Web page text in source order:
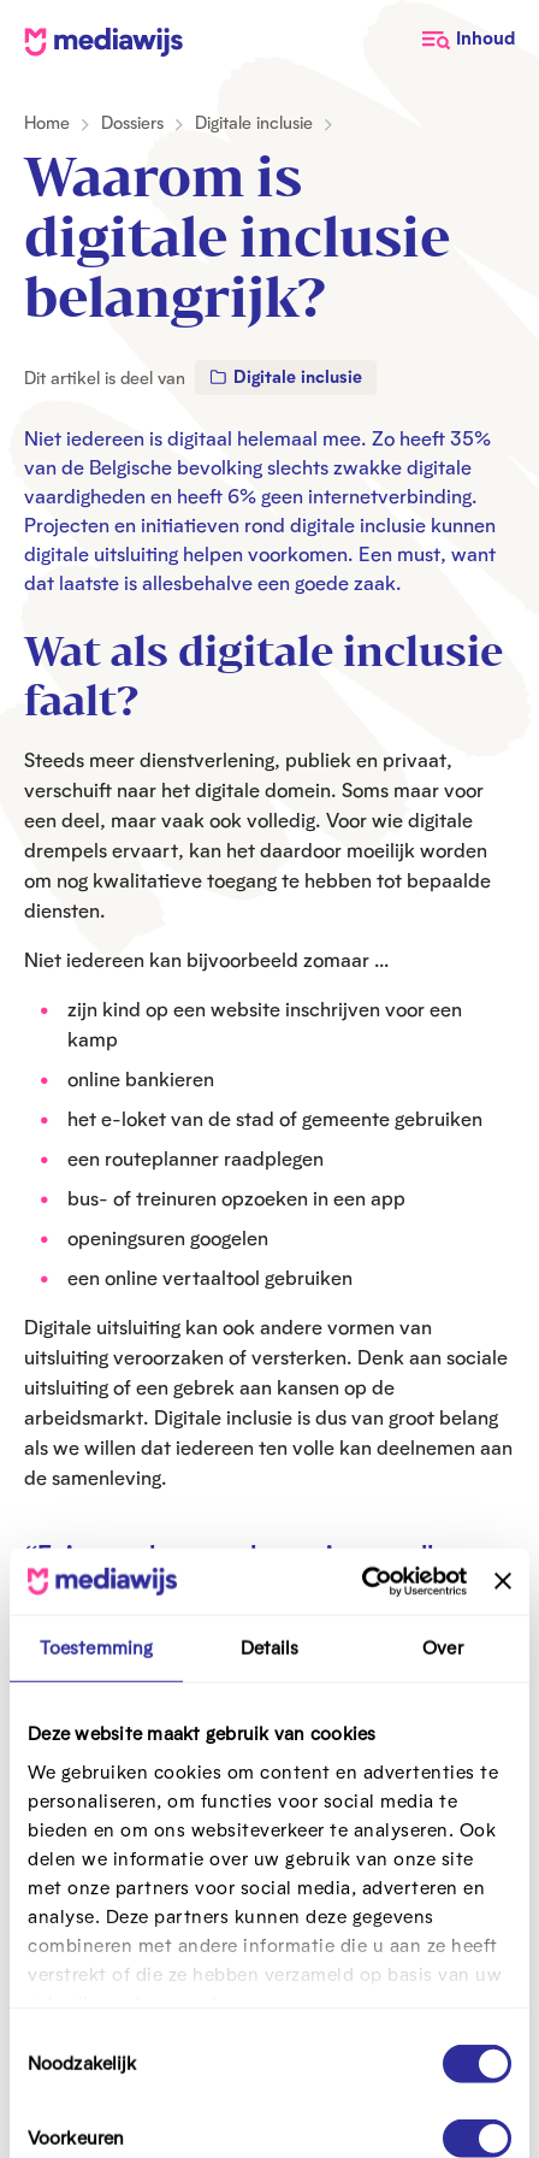
Toestemming Details Over
Deze website maakt gebruik van cookies
We gebruiken cookies om content en advertenties te
personaliseren, om functies voor social media te
bieden en om ons websiteverkeer te analyseren. Ook
delen we informatie over uw gebruik van onze site
met onze partners voor social media, adverteren en
analyse. Deze partners kunnen deze gegevens
combineren met andere informatie die u aan ze heeft
verstrekt of die ze hebben verzameld op basis van uw
Noodzakelijk
Voorkeuren
M
i
w
i
j
Inhoud
Home Dossiers Digitale inclusie
Waarom is
digitale inclusie
belangrijk?
Dit artikel is deel van Digitale inclusie
Niet iedereen is digitaal helemaal mee. Zo heeft 35%
van de Belgische bevolking slechts zwakke digitale
vaardigheden en heeft 6% geen internetverbinding.
Projecten en initiatieven rond digitale inclusie kunnen
digitale uitsluiting helpen voorkomen. Een must, want
dat laatste is allesbehalve een goede zaak.
Wat als digitale inclusie
faalt?
Steeds meer dienstverlening, publiek en privaat,
verschuift naar het digitale domein. Soms maar voor
een deel, maar vaak ook volledig. Voor wie digitale
drempels ervaart, kan het daardoor moeilijk worden
om nog kwalitatieve toegang te hebben tot bepaalde
diensten.
Niet iedereen kan bijvoorbeeld zomaar …
zijn kind op een website inschrijven voor een
kamp
online bankieren
het e-loket van de stad of gemeente gebruiken
een routeplanner raadplegen
bus- of treinuren opzoeken in een app
openingsuren googelen
een online vertaaltool gebruiken
Digitale uitsluiting kan ook andere vormen van
uitsluiting veroorzaken of versterken. Denk aan sociale
uitsluiting of een gebrek aan kansen op de
arbeidsmarkt. Digitale inclusie is dus van groot belang
als we willen dat iedereen ten volle kan deelnemen aan
de samenleving.
“Er is een algemene beweging om alles
digitaal te doen. En da’s niet voor iedereen
lezen of schrijven, maar ook informatie
LIGO Gent
Hoe kan je inzetten op
digitale inclusie?
Na het ‘waarom’ volgt automatisch ook de hoe-vraag.
Want hoe zet je als beleidsmaker of organisatie dan
digitale inclusie een verhaal is van meerdere factoren.
Het gaat niet enkel over toegang: ook mediawijsheid,
spelen een belangrijke rol in digitale ongelijkheid.